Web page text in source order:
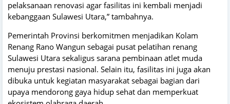
pelaksanaan renovasi agar fasilitas ini kembali menjadi
kebanggaan Sulawesi Utara,” tambahnya.
Pemerintah Provinsi berkomitmen menjadikan Kolam
Renang Rano Wangun sebagai pusat pelatihan renang
Sulawesi Utara sekaligus sarana pembinaan atlet muda
menuju prestasi nasional. Selain itu, fasilitas ini juga akan
dibuka untuk kegiatan masyarakat sebagai bagian dari
upaya mendorong gaya hidup sehat dan memperkuat